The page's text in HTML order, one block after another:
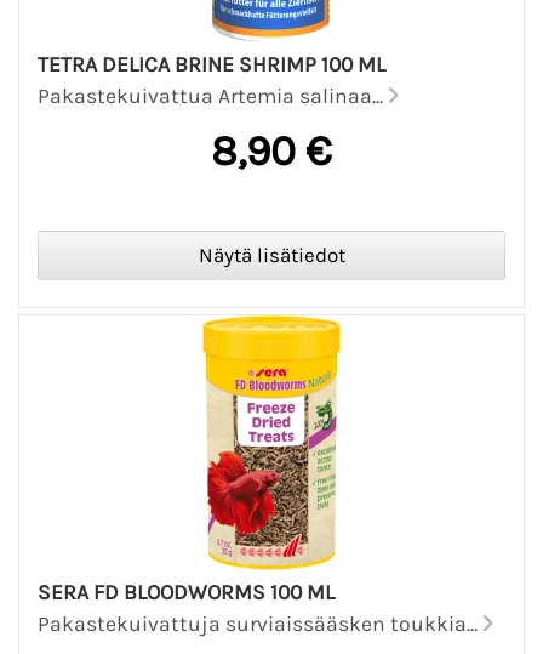
TETRA DELICA BRINE SHRIMP 100 ML
Pakastekuivattua Artemia salinaa...
8,90 €
SERA FD BLOODWORMS 100 ML
Pakastekuivattuja surviaissääsken toukkia...